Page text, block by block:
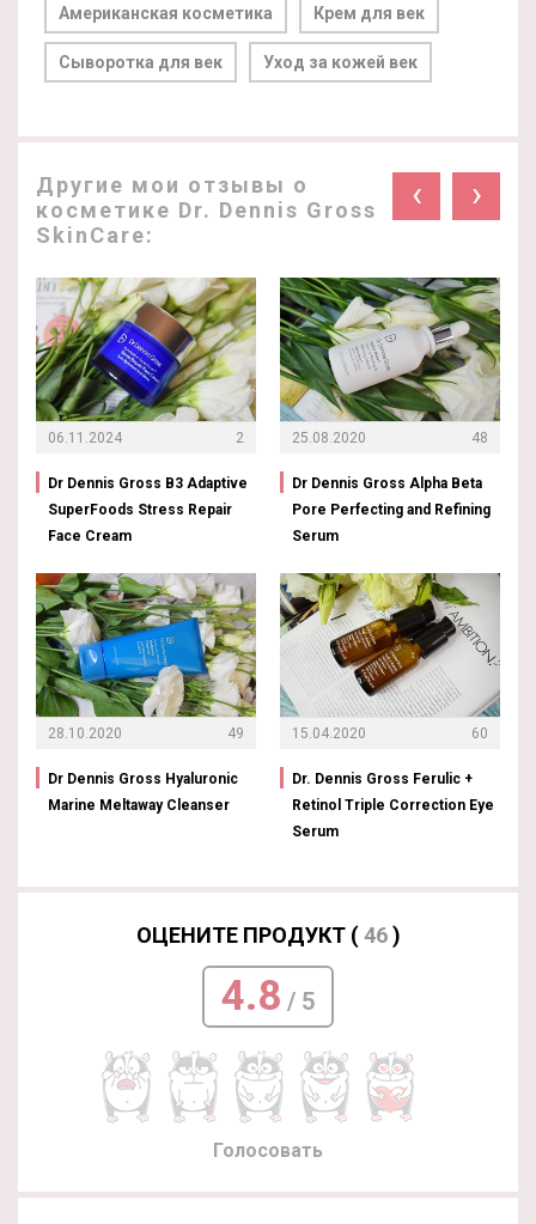
Американская косметика Крем для век
Сыворотка для век Уход за кожей век
Другие мои отзывы о
косметике Dr. Dennis Gross
SkinCare:
‹ ›
06.11.2024 2
Dr Dennis Gross B3 Adaptive
SuperFoods Stress Repair
Face Cream
28.10.2020 49
Dr Dennis Gross Hyaluronic
Marine Meltaway Cleanser
25.08.2020 48
Dr Dennis Gross Alpha Beta
Pore Perfecting and Refining
Serum
15.04.2020 60
Dr. Dennis Gross Ferulic +
Retinol Triple Correction Eye
Serum
ОЦЕНИТЕ ПРОДУКТ (46)
4.8 / 5
Голосовать